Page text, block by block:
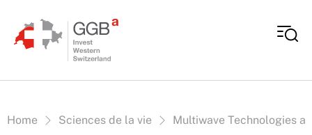
Vous êtes ici:
Home Sciences de la vie Multiwave Technologies